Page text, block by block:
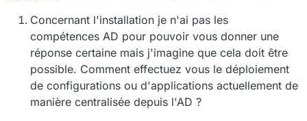
Concernant l'installation je n'ai pas les
compétences AD pour pouvoir vous donner une
réponse certaine mais j'imagine que cela doit être
possible. Comment effectuez vous le déploiement
de configurations ou d'applications actuellement de
manière centralisée depuis l'AD ?